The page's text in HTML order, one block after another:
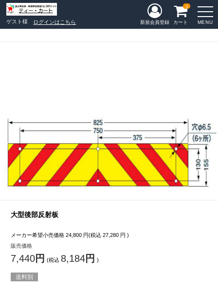
ゲスト様 ログインはこちら MENU
新規会員登録 カート
0
大型後部反射板
メーカー希望小売価格 24,800 円(税込27,280 円 )
販売価格
7,440円 (税込 8,184円 )
送料別